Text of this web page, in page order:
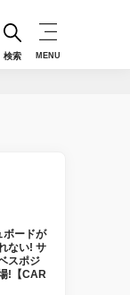
検索 MENU
ボードが
ない! サ
スポジ
!【CAR